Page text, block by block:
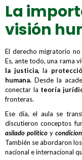
La
visión
El derecho migratorio
Es, ante todo, una rama
la justicia, la
humana. Desde la
conectar la teoría
fronteras.
Ese día, el aula se
discutieron conceptos
asilado político y
También se abordaron
nacional e internacional